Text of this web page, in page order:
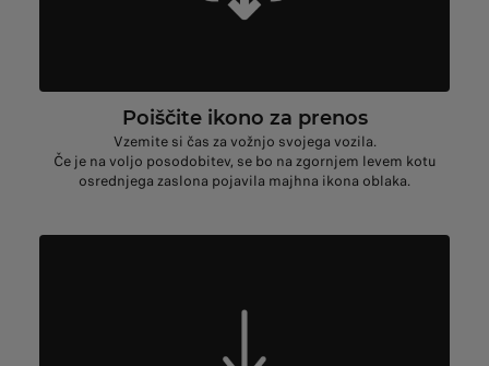
Poiščite ikono za prenos
Vzemite si čas za vožnjo svojega vozila.
Če je na voljo posodobitev, se bo na zgornjem levem kotu
osrednjega zaslona pojavila majhna ikona oblaka.